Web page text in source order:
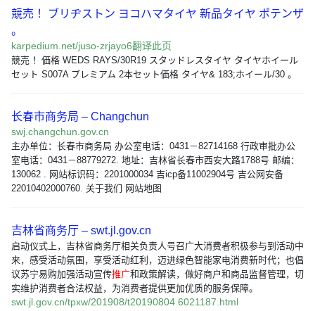
競売 ！ブリヂストン ヨコハマタイヤ 新品タイヤ ポテンザ
。
karpedium.net/juso-zrjayo6翻译此页
競売 ！価格 WEDS RAYS/30R19 スタッドレスタイヤ タイヤホイール
セット S007A プレミアム 2本セット価格 タイヤ& 183;ホイール/30 。
长春市商务局 – Changchun
swj.changchun.gov.cn
主办单位：长春市商务局 办公室电话：0431－82714168 行政审批办公
室电话：0431－88779272. 地址：吉林省长春市西安大路1788号 邮编：
130062 . 网站标识码：2201000034 吉icp备11002904号 吉公网安备
22010402000760. 关于我们 网站地图
吉林省商务厅 – swt.jl.gov.cn
启动仪式上，吉林省商务厅相关负责人号召广大消费者积极参与到活动中
来，感受活动氛围，享受活动红利，迈进绿色智能家电消费新时代；也倡
议苏宁易购加强活动宣传推广和政策解读，做好商户和商品监督管理，切
实维护消费者合法权益，为消费者提供更加优质的服务保障。
swt.jl.gov.cn/tpxw/201908/t20190804 6021187.html